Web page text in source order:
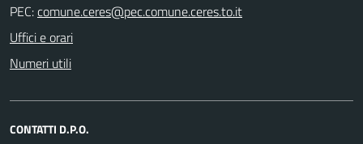
PEC:
Uffici e orari
Numeri utili
CONTATTI D.P.O.